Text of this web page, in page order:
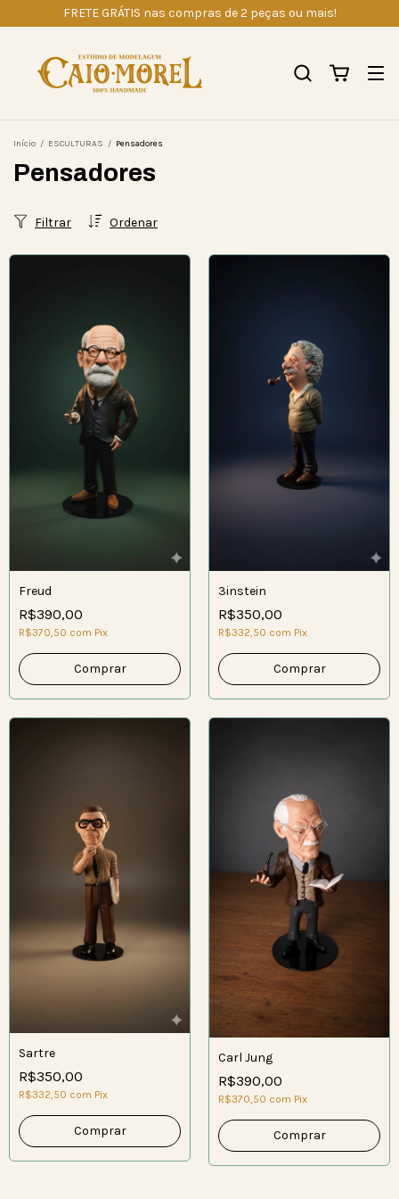
FRETE GRÁTIS nas compras de 2 peças ou mais!
Início / ESCULTURAS / Pensadores
Pensadores
Ordenar
Filtrar
Freud
R$390,00
R$370,50 com Pix
3instein
R$350,00
R$332,50 com Pix
Sartre
R$350,00
R$332,50 com Pix
Carl Jung
R$390,00
R$370,50 com Pix